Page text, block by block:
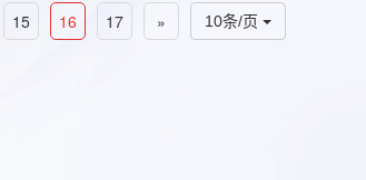
10条/页
15 16 17 »